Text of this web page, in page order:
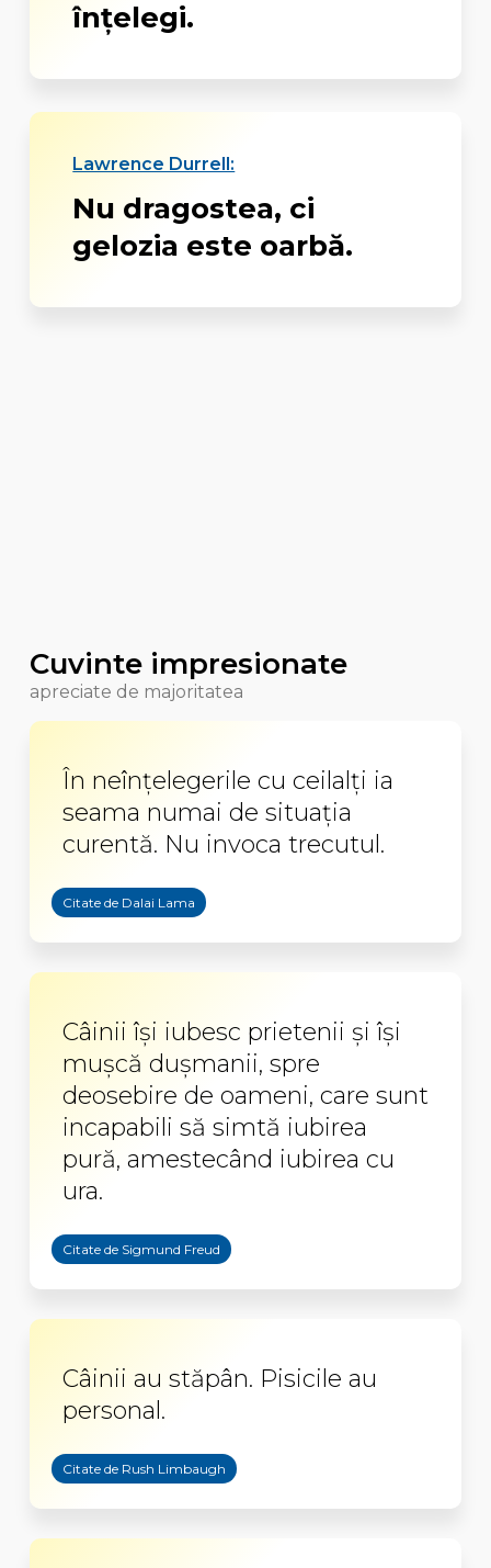
înțelegi.
Lawrence Durrell:
Nu dragostea, ci
gelozia este oarbă.
Cuvinte impresionate
apreciate de majoritatea
În neînțelegerile cu ceilalți ia
seama numai de situația
curentă. Nu invoca trecutul.
Citate de Dalai Lama
Câinii îşi iubesc prietenii şi îşi
muşcă duşmanii, spre
deosebire de oameni, care sunt
incapabili să simtă iubirea
pură, amestecând iubirea cu
ura.
Citate de Sigmund Freud
Câinii au stăpân. Pisicile au
personal.
Citate de Rush Limbaugh